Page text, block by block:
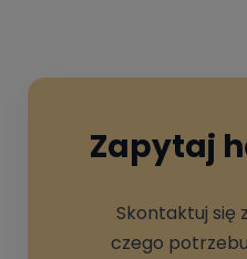
Zapytaj
Skontaktuj się
czego